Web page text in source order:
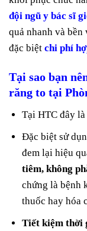
đội ngũ y bác sĩ
quả nhanh và bền
đặc biệt chi phí
Tại sao bạn
răng to tại
Tại HTC đây
Đặc biệt sử
đem lại hiệu
tiêm, không
chứng là bệnh
thuốc hay hóa
Tiết kiệm thời